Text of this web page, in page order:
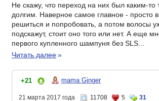
Не скажу, что переход на них был каким-
долгим. Наверное самое главное - просто
решиться и попробовать, а потом волосы
подскажут, стоит оно того или нет. А еще
первого купленного шампуня без SLS...
Читать далее»
+21 mama Ginger
21 марта 2017 года 11708 5 31